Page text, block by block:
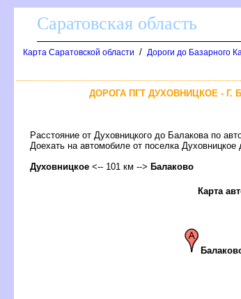
Саратовская область
Карта Саратовской области / Дороги до Базарного
ДОРОГА ПГТ ДУХОВНИЦКОЕ - Г.
Расстояние от Духовницкого до Балакова по
Доехать на автомобиле от поселка
Духовницкое <-- 101 км --> Балаково
Карта